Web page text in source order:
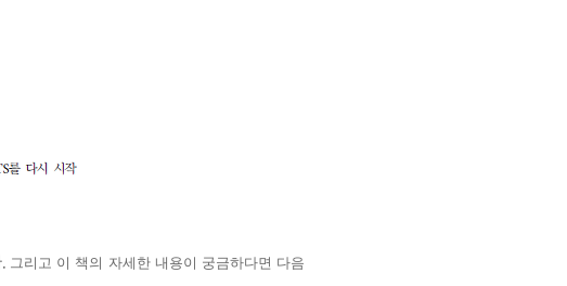
그리고 이 책의 자세한 내용이 궁금하다면 다음